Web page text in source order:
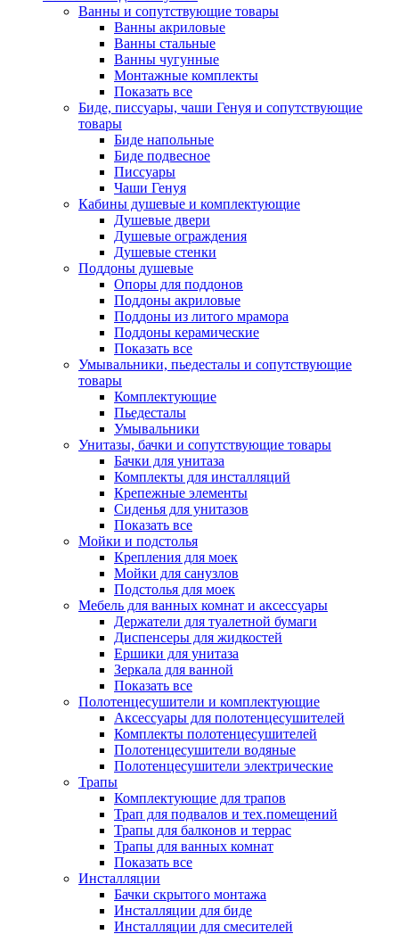
Ванны и сопутствующие товары
Ванны акриловые
Ванны стальные
Ванны чугунные
Монтажные комплекты
Показать все
Биде, писсуары, чаши Генуя и сопутствующие
товары
Биде напольные
Биде подвесное
Писсуары
Чаши Генуя
Кабины душевые и комплектующие
Душевые двери
Душевые ограждения
Душевые стенки
Поддоны душевые
Опоры для поддонов
Поддоны акриловые
Поддоны из литого мрамора
Поддоны керамические
Показать все
Умывальники, пьедесталы и сопутствующие
товары
Комплектующие
Пьедесталы
Умывальники
Унитазы, бачки и сопутствующие товары
Бачки для унитаза
Комплекты для инсталляций
Крепежные элементы
Сиденья для унитазов
Показать все
Мойки и подстолья
Крепления для моек
Мойки для санузлов
Подстолья для моек
Мебель для ванных комнат и аксессуары
Держатели для туалетной бумаги
Диспенсеры для жидкостей
Ершики для унитаза
Зеркала для ванной
Показать все
Полотенцесушители и комплектующие
Аксессуары для полотенцесушителей
Комплекты полотенцесушителей
Полотенцесушители водяные
Полотенцесушители электрические
Трапы
Комплектующие для трапов
Трап для подвалов и тех.помещений
Трапы для балконов и террас
Трапы для ванных комнат
Показать все
Инсталляции
Бачки скрытого монтажа
Инсталляции для биде
Инсталляции для смесителей